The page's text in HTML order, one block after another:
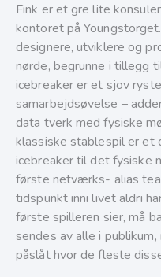
Fink er et gre lite
kontoret på
designere, utviklere og
nørde, begrunne i tillegg
icebreaker er et sjov
samarbejdsøvelse –
data tverk med fysiske
klassiske stablespil er et
icebreaker til det fysiske
første netværks- alias
tidspunkt inni livet aldri
første spilleren sier, må
sendes av alle i
påslåt hvor de fleste